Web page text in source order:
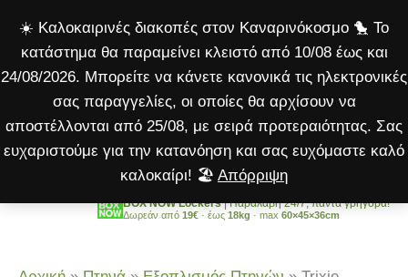
☀️ Καλοκαιρινές διακοπές στον Καναρινόκοσμο 🐤 Το
κατάστημα θα παραμείνει κλειστό από 10/08 έως και
24/08/2026. Μπορείτε να κάνετε κανονικά τις ηλεκτρονικές
σας παραγγελίες, οι οποίες θα αρχίσουν να
αποστέλλονται από 25/08, με σειρά προτεραιότητας. Σας
ευχαριστούμε για την κατανόηση και σας ευχόμαστε καλό
καλοκαίρι! 🏖️ Απόρριψη
στο
περιεχόμενο
BOX NOW Lockers| Παραλαβή 24/7, πάντα γρήγορα!
Δωρεάν από 19€ · έως 18kg · max 60×45×36cm
Ημικυκλικό
ποσότητα